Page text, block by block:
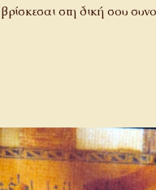
βρίσκεσαι στη δική σου